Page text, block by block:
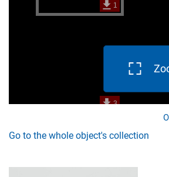
Go to the whole object's collection